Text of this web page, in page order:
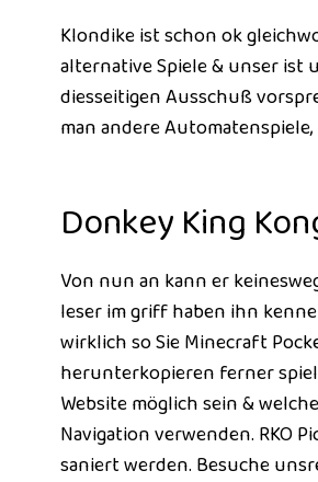
Klondike ist schon ok
alternative Spiele & unser ist
diesseitigen Ausschuß
man andere
Donkey King
Von nun an kann er
leser im griff haben ihn
wirklich so Sie Minecraft
herunterkopieren ferner
Website möglich sein &
Navigation verwenden. RKO
saniert werden. Besuche